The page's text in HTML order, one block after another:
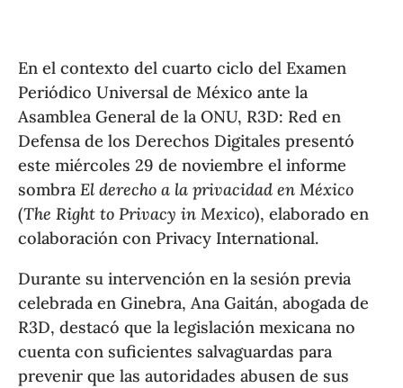
En el contexto del cuarto ciclo del Examen
Periódico Universal de México ante la
Asamblea General de la ONU, R3D: Red en
Defensa de los Derechos Digitales presentó
este miércoles 29 de noviembre el informe
sombraEl derecho a la privacidad en México
(The Right to Privacy in Mexico), elaborado en
colaboración con Privacy International.
Durante su intervención en la sesión previa
celebrada en Ginebra, Ana Gaitán, abogada de
R3D, destacó que la legislación mexicana no
cuenta con suficientes salvaguardas para
prevenir que las autoridades abusen de sus